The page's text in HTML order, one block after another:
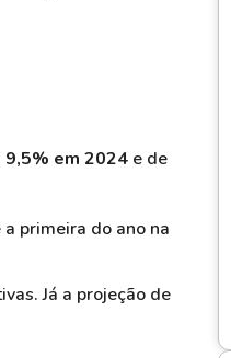
9,5% em 2024 e de
primeira do ano na
Já a projeção de